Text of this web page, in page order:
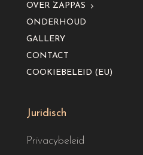
OVER ZAPPAS
ONDERHOUD
GALLERY
CONTACT
COOKIEBELEID (EU)
Juridisch
Privacybeleid